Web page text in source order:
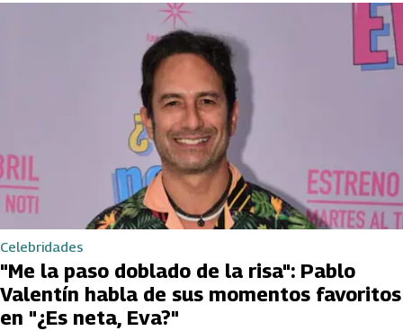
Celebridades
"Me la paso doblado de la risa": Pablo
Valentín habla de sus momentos favoritos
en "¿Es neta, Eva?"